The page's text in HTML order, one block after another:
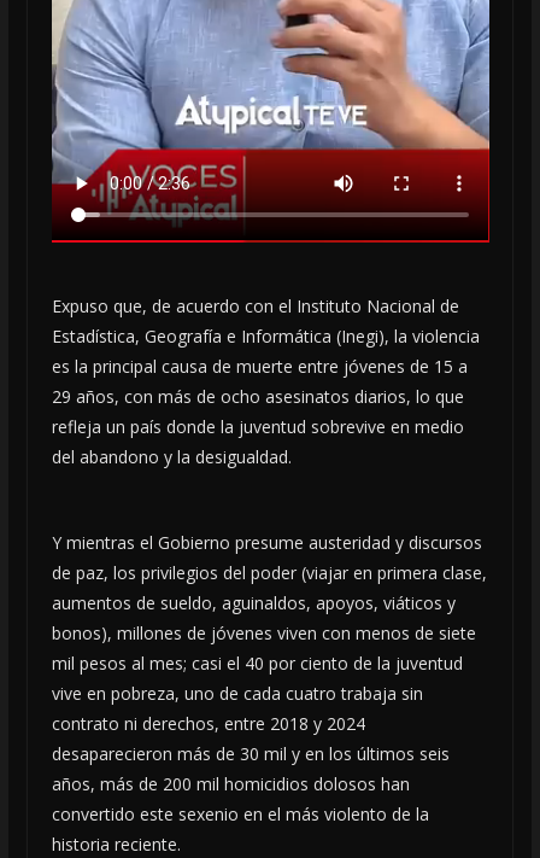
Expuso que, de acuerdo con el Instituto Nacional de
Estadística, Geografía e Informática (Inegi), la violencia
es la principal causa de muerte entre jóvenes de 15 a
29 años, con más de ocho asesinatos diarios, lo que
refleja un país donde la juventud sobrevive en medio
del abandono y la desigualdad.
Y mientras el Gobierno presume austeridad y discursos
de paz, los privilegios del poder (viajar en primera clase,
aumentos de sueldo, aguinaldos, apoyos, viáticos y
bonos), millones de jóvenes viven con menos de siete
mil pesos al mes; casi el 40 por ciento de la juventud
vive en pobreza, uno de cada cuatro trabaja sin
contrato ni derechos, entre 2018 y 2024
desaparecieron más de 30 mil y en los últimos seis
años, más de 200 mil homicidios dolosos han
convertido este sexenio en el más violento de la
historia reciente.